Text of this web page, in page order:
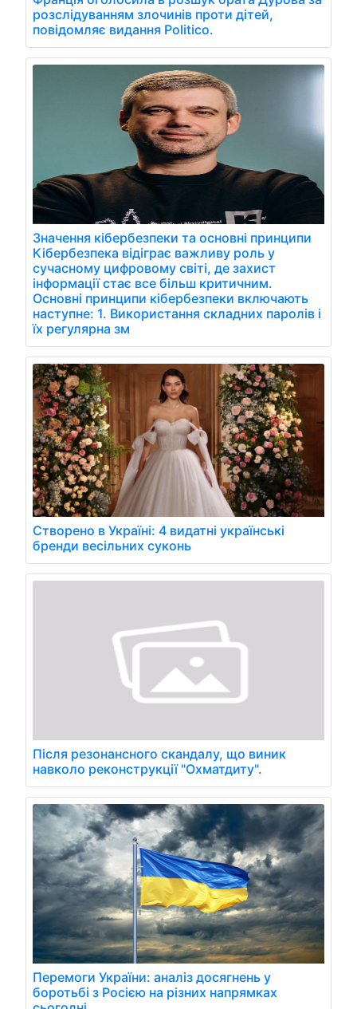
розслідуванням злочинів проти дітей,
повідомляє видання Politico.
Значення кібербезпеки та основні принципи
Кібербезпека відіграє важливу роль у
сучасному цифровому світі, де захист
інформації стає все більш критичним.
Основні принципи кібербезпеки включають
наступне: 1. Використання складних паролів і
їх регулярна зм
Створено в Україні: 4 видатні українські
бренди весільних суконь
Після резонансного скандалу, що виник
навколо реконструкції "Охматдиту".
Перемоги України: аналіз досягнень у
боротьбі з Росією на різних напрямках